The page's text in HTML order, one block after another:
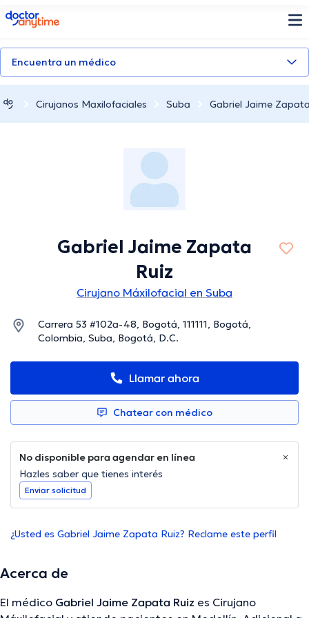
doctoranytime
Encuentra un médico
Cirujanos Maxilofaciales Suba Gabriel Jaime
Gabriel Jaime Zapata
Ruiz
Cirujano Máxilofacial en Suba
Carrera 53 #102a-48, Bogotá, 111111, Bogotá,
Colombia, Suba, Bogotá, D.C.
Llamar ahora
Chatear con médico
No disponible para agendar en línea
Hazles saber que tienes interés
Enviar solicitud
¿Usted es Gabriel Jaime Zapata Ruiz? Reclame este perfil
Acerca de
El médico Gabriel Jaime Zapata Ruiz es Cirujano